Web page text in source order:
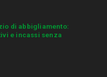
di abbigliamento:
e incassi senza